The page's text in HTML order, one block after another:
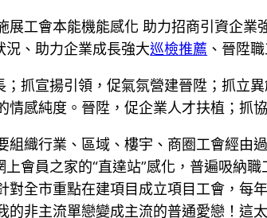
展工會本能機能感化 助力招商引資企
況、助力企業成長強大巡檢推薦 、晉陞
抓宣揚引領，促氣氛營建晉陞；抓立
感純度。晉陞，促企業人才扶植；抓
組織行業、區域、樓宇、商圈工會經由
上會員之家的“直達站”感化，普遍吸納
全市重點在建項目成立項目工會，每
非主流單戀變成主流的普通愛戀！這